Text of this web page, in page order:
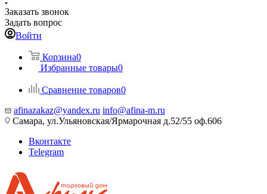
Заказать звонок
Задать вопрос
Войти
Корзина0
Избранные товары0
Сравнение товаров0
afinazakaz@yandex.ru info@afina-m.ru
Самара, ул.Ульяновская/Ярмарочная д.52/55 оф.606
Вконтакте
Telegram